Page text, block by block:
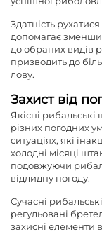
Здатність
допомагає
до обраних видів
призводить до
лову.
Захист від
Якісні рибальські
різних погодних
ситуаціях, які
холодні місяці
подовжуючи
відлидну погоду.
Сучасні
регульовані
захисні елементи